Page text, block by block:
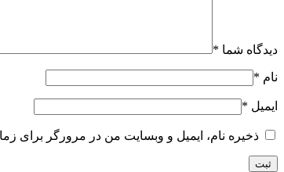
دیدگاه شما *
نام *
ایمیل *
ذخیره نام، ایمیل و وبسایت من در مرورگر برای